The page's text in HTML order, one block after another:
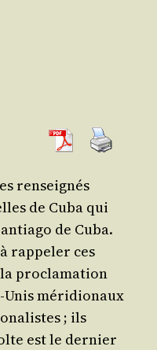
ren­sei­gnés
de Cuba qui
de Cuba.
rap­pe­ler ces
la pro­cla­ma­tion
Unis méri­dio­naux
; ils
est le der­nier